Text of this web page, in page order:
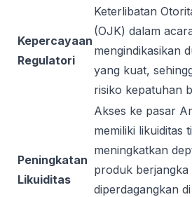
Kepercayaan
Regulatori
Keterlibatan
(OJK) dalam
mengindikasikan
yang kuat,
risiko kepatuhan
Peningkatan
Likuiditas
Akses ke pasar
memiliki likuiditas
meningkatkan
produk berjangka
diperdagangkan